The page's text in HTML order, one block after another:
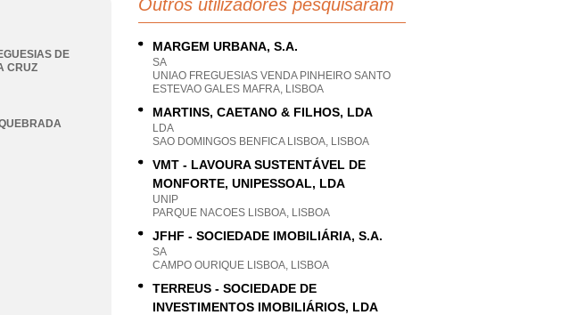
DE
CRUZ
Outros utilizadores pesquisaram
MARGEM URBANA, S.A.
SA
UNIAO FREGUESIAS VENDA PINHEIRO SANTO
ESTEVAO GALES MAFRA, LISBOA
MARTINS, CAETANO & FILHOS, LDA
LDA
SAO DOMINGOS BENFICA LISBOA, LISBOA
VMT - LAVOURA SUSTENTÁVEL DE
MONFORTE, UNIPESSOAL, LDA
UNIP
PARQUE NACOES LISBOA, LISBOA
JFHF - SOCIEDADE IMOBILIÁRIA, S.A.
SA
CAMPO OURIQUE LISBOA, LISBOA
TERREUS - SOCIEDADE DE
INVESTIMENTOS IMOBILIÁRIOS, LDA